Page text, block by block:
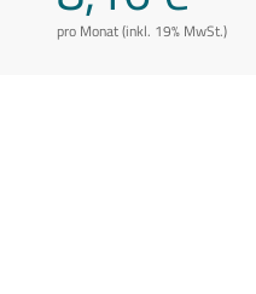
pro Monat (inkl. 19% MwSt.)